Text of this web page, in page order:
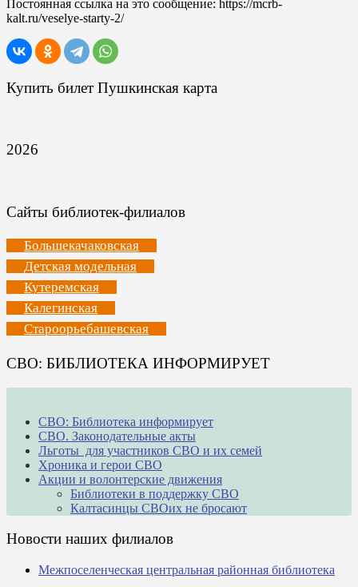
Постоянная ссылка на это сообщение: https://mcrb-
kalt.ru/veselye-starty-2/
Купить билет Пушкинская карта
2026
Сайты библиотек-филиалов
Большекачаковская
Детская модельная
Кутеремская
Калегинская
Староорьебашевская
СВО: БИБЛИОТЕКА ИНФОРМИРУЕТ
СВО: Библиотека информирует
СВО. Законодательные акты
Льготы для участников СВО и их семей
Хроника и герои СВО
Акции и волонтерские движения
Библиотеки в поддержку СВО
Калтасинцы СВОих не бросают
Новости наших филиалов
Межпоселенческая центральная районная библиотека